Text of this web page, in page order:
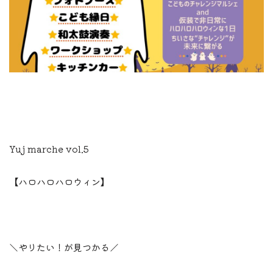
Yuj marche vol.5
【ハロハロハロウィン】
＼やりたい！が見つかる／